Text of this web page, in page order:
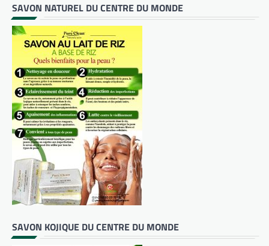
SAVON NATUREL DU CENTRE DU MONDE
SAVON KOJIQUE DU CENTRE DU MONDE